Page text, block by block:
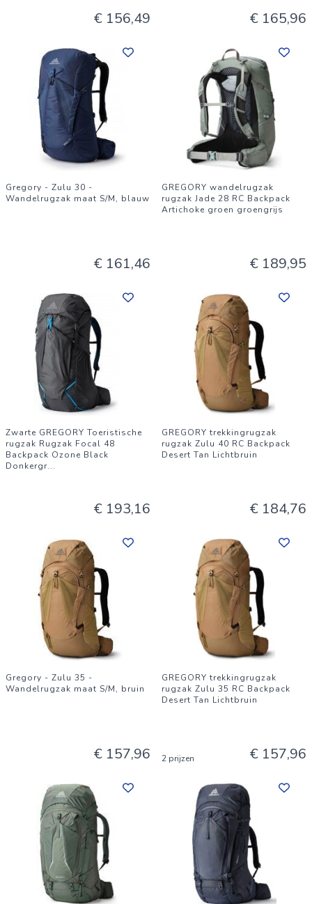
€ 156,49 € 165,96
Gregory - Zulu 30 -
Wandelrugzak maat S/M, blauw
€ 161,46
GREGORY wandelrugzak
rugzak Jade 28 RC Backpack
Artichoke groen groengrijs
€ 189,95
Zwarte GREGORY Toeristische
rugzak Rugzak Focal 48
Backpack Ozone Black
Donkergr...
€ 193,16
GREGORY trekkingrugzak
rugzak Zulu 40 RC Backpack
Desert Tan Lichtbruin
€ 184,76
Gregory - Zulu 35 -
Wandelrugzak maat S/M, bruin
€ 157,96
GREGORY trekkingrugzak
rugzak Zulu 35 RC Backpack
Desert Tan Lichtbruin
2 prijzen € 157,96